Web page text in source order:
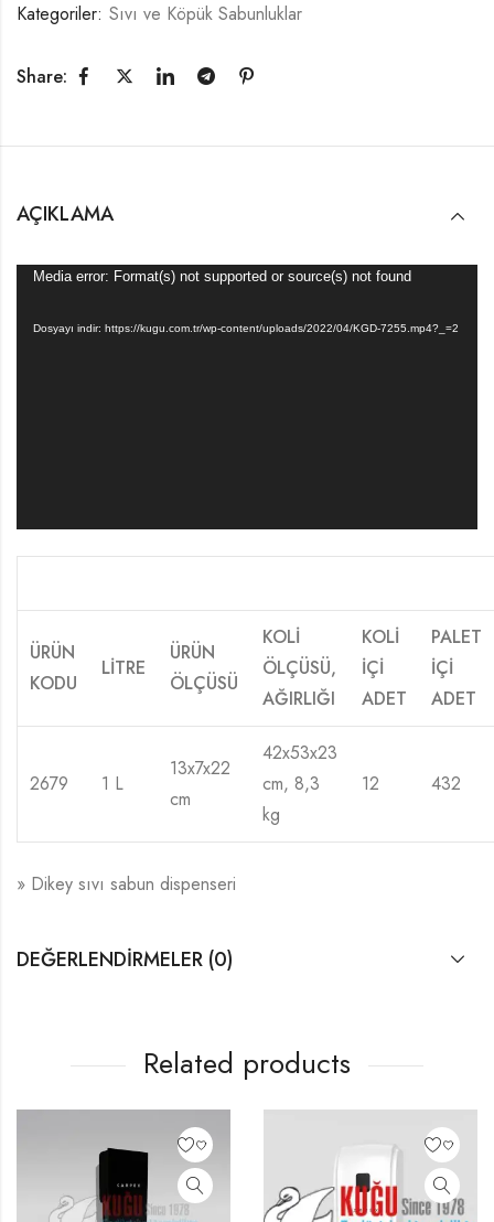
Kategoriler: Sıvı ve Köpük Sabunluklar
Share:
AÇIKLAMA
Video
Media error: Format(s) not supported or source(s) not found
Dosyayı indir: https://kugu.com.tr/wp-content/uploads/2022/04/KGD-7255.mp4?_=2
ÜRÜN
KODU
LİTRE
ÜRÜN
ÖLÇÜSÜ
KOLİ
ÖLÇÜSÜ,
AĞIRLIĞI
KOLİ
İÇİ
ADET
PALET
İÇİ
ADET
2679 1 L
13x7x22
cm
42x53x23
cm, 8,3
kg
12 432
» Dikey sıvı sabun dispenseri
DEĞERLENDIRMELER (0)
Related products